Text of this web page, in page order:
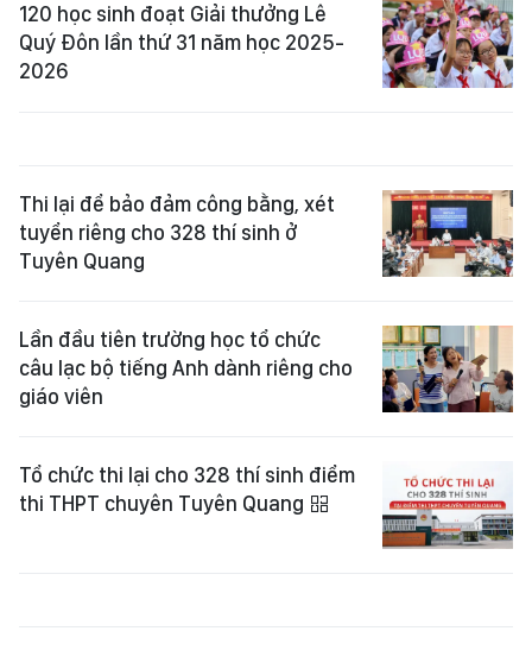
120 học sinh đoạt Giải thưởng Lê
Quý Đôn lần thứ 31 năm học 2025-
2026
Thi lại để bảo đảm công bằng, xét
tuyển riêng cho 328 thí sinh ở
Tuyên Quang
Lần đầu tiên trường học tổ chức
câu lạc bộ tiếng Anh dành riêng cho
giáo viên
Tổ chức thi lại cho 328 thí sinh điểm
thi THPT chuyên Tuyên Quang